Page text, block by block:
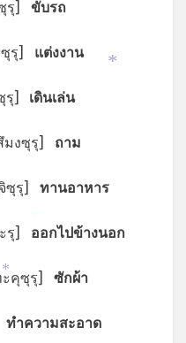
รุ] ขับรถ
ซุรุ] แต่งงาน
รุ] เดินเล่น
มงซุรุ] ถาม
ซุรุ] ทานอาหาร
รุ] ออกไปข้างนอก
ะคุซุรุ] ซักผ้า
ทำความสะอาด
*